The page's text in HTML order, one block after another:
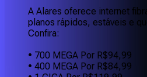
A Alares oferece internet
planos rápidos, estáveis e
Confira:
• 700 MEGA Por R$94,99
• 400 MEGA Por R$84,99